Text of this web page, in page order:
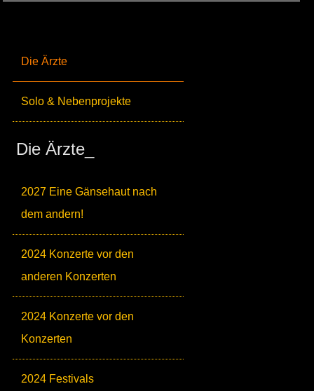
Die Ärzte
Solo & Nebenprojekte
Die Ärzte_
2027 Eine Gänsehaut nach
dem andern!
2024 Konzerte vor den
anderen Konzerten
2024 Konzerte vor den
Konzerten
2024 Festivals